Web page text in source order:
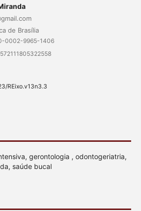
de Brasília
0002-9965-1406
REixo.v13n3.3
gerontologia , odontogeriatria,
saúde bucal